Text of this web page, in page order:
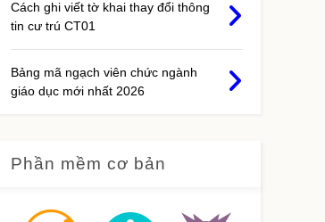
Cách ghi viết tờ khai thay đổi thông
tin cư trú CT01
Bảng mã ngạch viên chức ngành
giáo dục mới nhất 2026
Phần mềm cơ bản